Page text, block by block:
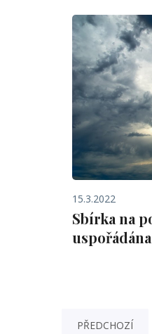
15.3.2022
Sbírka na
PŘEDCHOZÍ